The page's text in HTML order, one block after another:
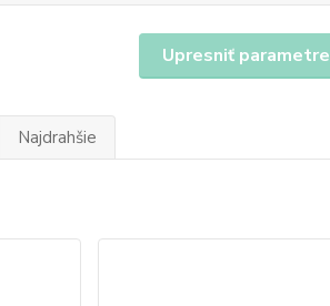
Upresniť parametre
Najdrahšie